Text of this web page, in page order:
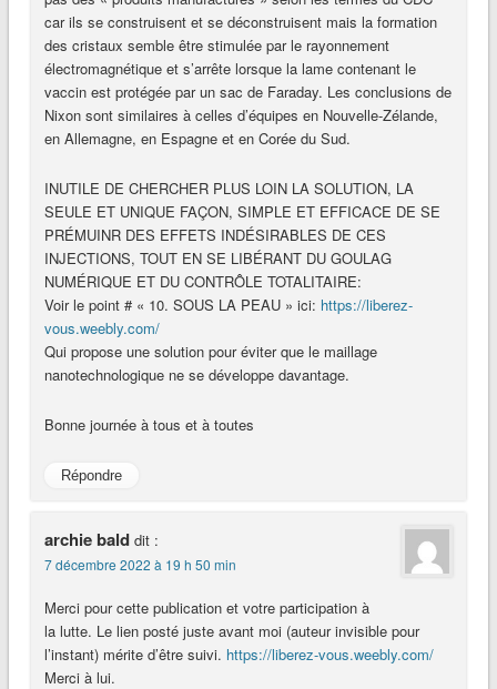
car ils se construisent et se déconstruisent mais la formation
des cristaux semble être stimulée par le rayonnement
électromagnétique et s’arrête lorsque la lame contenant le
vaccin est protégée par un sac de Faraday. Les conclusions de
Nixon sont similaires à celles d’équipes en Nouvelle-Zélande,
en Allemagne, en Espagne et en Corée du Sud.
INUTILE DE CHERCHER PLUS LOIN LA SOLUTION, LA
SEULE ET UNIQUE FAÇON, SIMPLE ET EFFICACE DE SE
PRÉMUINR DES EFFETS INDÉSIRABLES DE CES
INJECTIONS, TOUT EN SE LIBÉRANT DU GOULAG
NUMÉRIQUE ET DU CONTRÔLE TOTALITAIRE:
Voir le point # « 10. SOUS LA PEAU » ici: https://liberez-
vous.weebly.com/
Qui propose une solution pour éviter que le maillage
nanotechnologique ne se développe davantage.
Bonne journée à tous et à toutes
Répondre
archie bald dit :
7 décembre 2022 à 19 h 50 min
Merci pour cette publication et votre participation à
la lutte. Le lien posté juste avant moi (auteur invisible pour
l’instant) mérite d’être suivi. https://liberez-vous.weebly.com/
Merci à lui.